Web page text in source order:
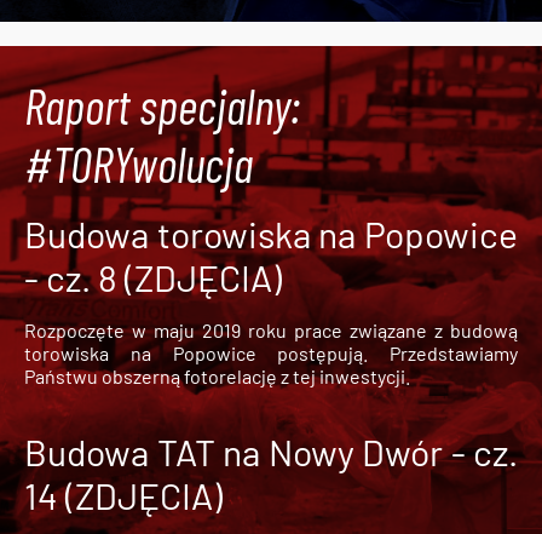
Raport specjalny:
#TORYwolucja
Budowa torowiska na Popowice
- cz. 8 (ZDJĘCIA)
Rozpoczęte w maju 2019 roku prace związane z budową
torowiska na Popowice
postępują. Przedstawiamy
Państwu obszerną fotorelację z tej inwestycji.
Budowa TAT na Nowy Dwór - cz.
14 (ZDJĘCIA)